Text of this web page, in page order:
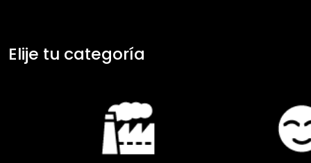
Elije tu categoría